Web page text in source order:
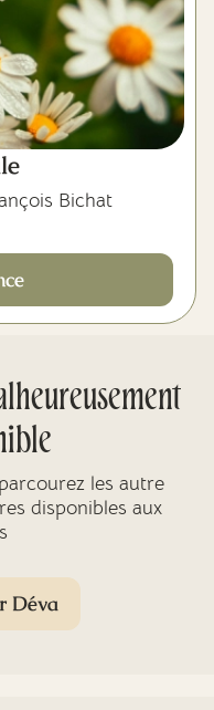
Bichat
les autre
disponibles aux
Déva